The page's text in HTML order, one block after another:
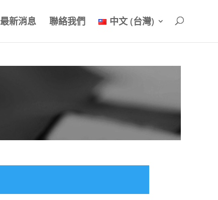
最新消息 聯絡我們 中文 (台灣)